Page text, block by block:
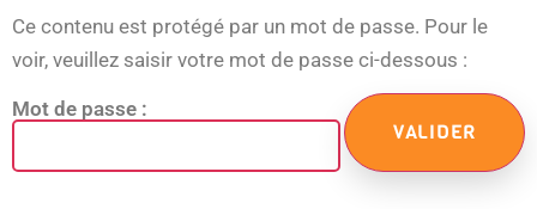
Ce contenu est protégé par un mot de passe. Pour le
voir, veuillez saisir votre mot de passe ci-dessous :
Mot de passe :